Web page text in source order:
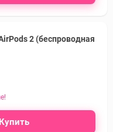
2 (беспроводная
Купить